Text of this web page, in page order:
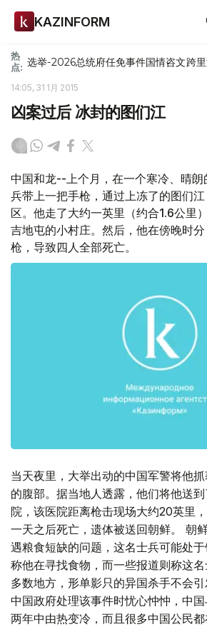
KAZINFORM
热
点: 选举-2026总统府任免事件国情咨文跨
14:05, 31 1月 2015
凶案过后 冰封的图们江
中国和龙--上个月，在一个寒冷、晴
兵带上一把手枪，通过上冻了的图们
区。他走了大约一英里（约合1.6公里
吉地屯的小村庄。然后，他在傍晚时
枪，导致四人全部死亡。
当天夜里，大举出动的中国军警将他
的腹部。据当地人透露，他们将他送
院，该医院距离枪击现场大约20英里
一天之后死亡，遗体被送回朝鲜。 朝
遇粮食短缺的问题，这名士兵可能处
称他在寻找食物，而一些报道则称这
多数地方，形单影只的异国杀手不会
中国政府处理该事件时忧心忡忡，中
两年中由热变冷，而且很多中国公民